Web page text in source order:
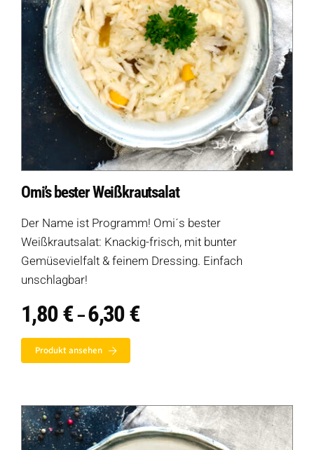
Omi’s bester Weißkrautsalat
Der Name ist Programm! Omi´s bester
Weißkrautsalat: Knackig-frisch, mit bunter
Gemüsevielfalt & feinem Dressing. Einfach
unschlagbar!
1,80€ –6,30€Preisspanne:
1,80 €
Produkt ansehen